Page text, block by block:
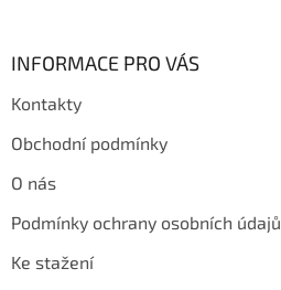
INFORMACE PRO VÁS
Kontakty
Obchodní podmínky
O nás
Podmínky ochrany osobních údajů
Ke stažení